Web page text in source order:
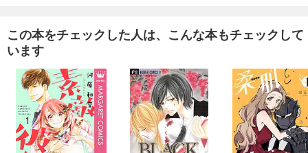
あらすじを表示する
509円 (税込)
カート
試し読み
あらすじを表示する
この本をチェックした人は、こんな本もチェックして
います